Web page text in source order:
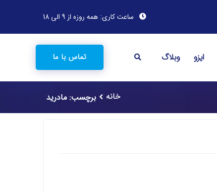
ساعت کاری: همه روزه از 9 الی 18
ایزو وبلاگ تماس با ما
خانه برچسب: مادرید